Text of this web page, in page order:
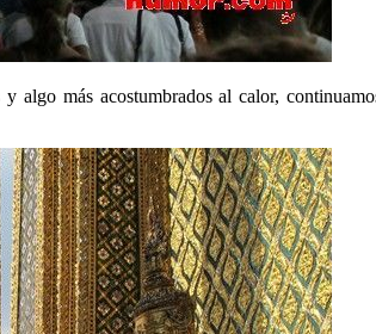
algo más acostumbrados al calor,